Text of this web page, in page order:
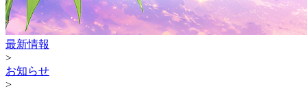
最新情報
>
お知らせ
>